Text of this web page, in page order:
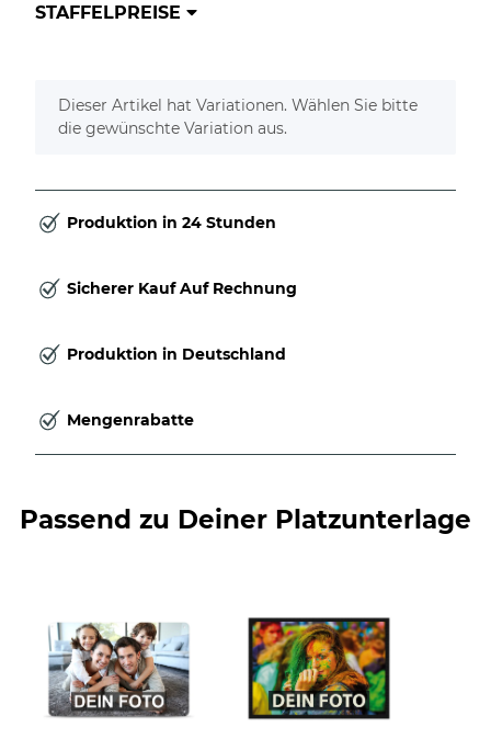
STAFFELPREISE
x
Dieser Artikel hat Variationen. Wählen Sie bitte
die gewünschte Variation aus.
Produktion in 24 Stunden
Sicherer Kauf Auf Rechnung
Produktion in Deutschland
Mengenrabatte
Passend zu Deiner Platzunterlage